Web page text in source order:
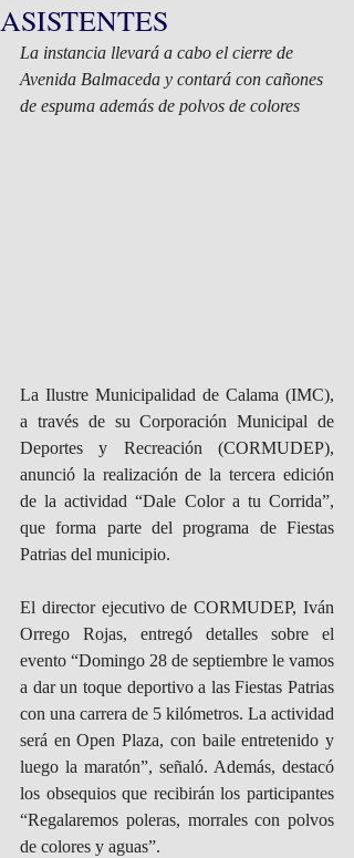
ASISTENTES
La instancia llevará a cabo el cierre de
Avenida Balmaceda y contará con cañones
de espuma además de polvos de colores
La Ilustre Municipalidad de Calama (IMC),
a través de su Corporación Municipal de
Deportes y Recreación (CORMUDEP),
anunció la realización de la tercera edición
de la actividad “Dale Color a tu Corrida”,
que forma parte del programa de Fiestas
Patrias del municipio.
El director ejecutivo de CORMUDEP, Iván
Orrego Rojas, entregó detalles sobre el
evento “Domingo 28 de septiembre le vamos
a dar un toque deportivo a las Fiestas Patrias
con una carrera de 5 kilómetros. La actividad
será en Open Plaza, con baile entretenido y
luego la maratón”, señaló. Además, destacó
los obsequios que recibirán los participantes
“Regalaremos poleras, morrales con polvos
de colores y aguas”.